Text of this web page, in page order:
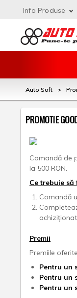
Info Produse
Auto Soft >
PROMOTIE
Comandă de
la 500 RON.
Ce trebuie să
Comandă
Premii
Premiile
Pentru un
Pentru un
Pentru un